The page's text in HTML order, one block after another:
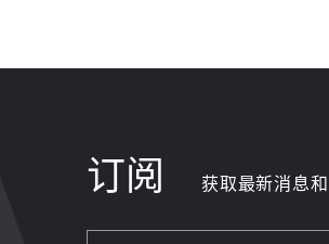
订阅 获取最新消息